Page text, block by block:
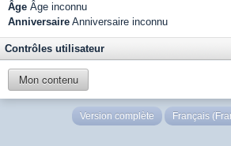
Âge Âge inconnu
Anniversaire Anniversaire inconnu
Contrôles utilisateur
Mon contenu
Version complète Français